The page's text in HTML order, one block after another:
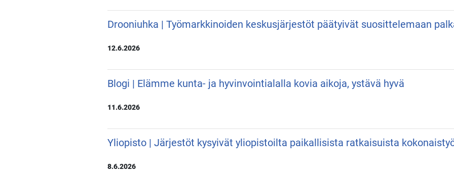
Drooniuhka | Työmarkkinoiden keskusjärjestöt päätyivät suosittelemaan
12.6.2026
Blogi | Elämme kunta- ja hyvinvointialalla kovia aikoja, ystävä hyvä
11.6.2026
Yliopisto | Järjestöt kysyivät yliopistoilta paikallisista ratkaisuista
8.6.2026